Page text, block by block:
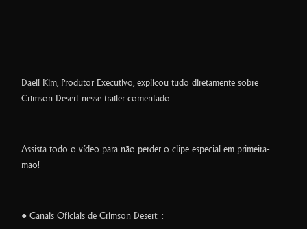
Daeil Kim, Produtor Executivo, explicou tudo diretamente sobre
Crimson Desert nesse trailer comentado.
Assista todo o vídeo para não perder o clipe especial em primeira-
mão!
● Canais Oficiais de Crimson Desert: :